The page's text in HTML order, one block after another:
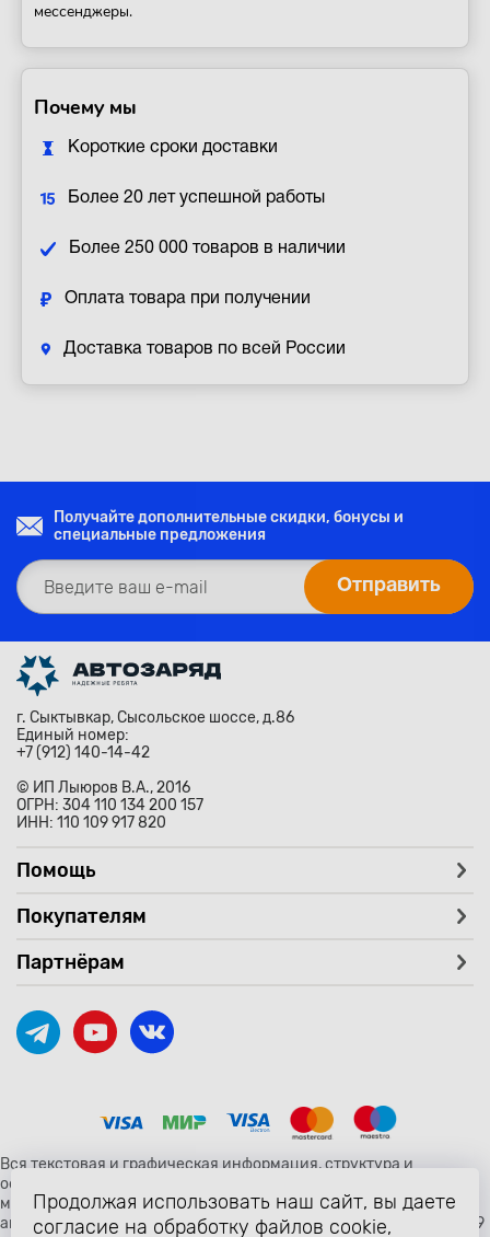
мессенджеры.
Почему мы
Короткие сроки доставки
Более 20 лет успешной работы
Более 250 000 товаров в наличии
Оплата товара при получении
Доставка товаров по всей России
Получайте дополнительные скидки, бонусы и
специальные предложения
г. Сыктывкар, Сысольское шоссе, д.86
Единый номер:
+7 (912) 140-14-42
© ИП Лыюров В.А., 2016
ОГРН: 304 110 134 200 157
ИНН: 110 109 917 820
Помощь
Покупателям
Партнёрам
Вся текстовая и графическая информация, структура и
оформление страницы avtozaryad.ru защищены российскими и
международными законами и соглашениями об охране
авторских прав и интеллектуальной собственности (статьи 1259
Продолжая использовать наш сайт, вы даете
согласие на обработку файлов cookie,